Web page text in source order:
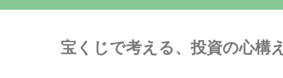
宝くじで考える、投資の心構え